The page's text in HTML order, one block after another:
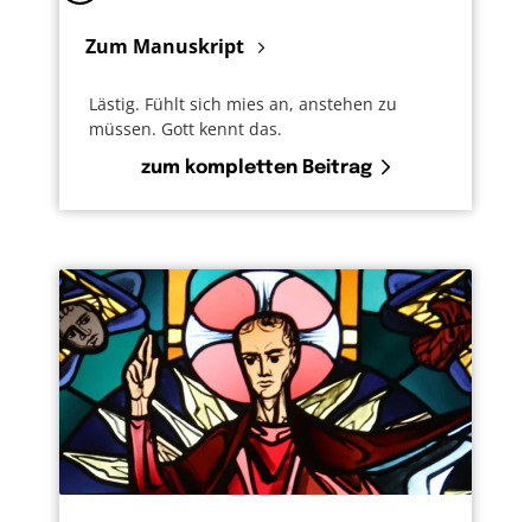
Zum Manuskript
Lästig. Fühlt sich mies an, anstehen zu
müssen. Gott kennt das.
zum kompletten Beitrag